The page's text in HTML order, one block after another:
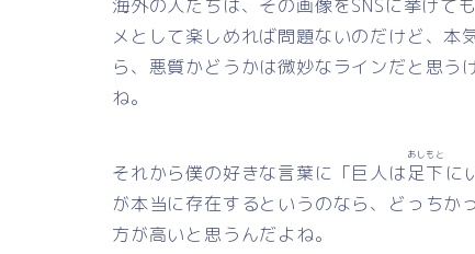
海外の人たちは、その画像をSNSに挙げて
メとして楽しめれば問題ないのだけど、
ら、悪質かどうかは微妙なラインだと思う
ね。
それから僕の好きな言葉に「巨人は足下
あしもと
に
が本当に存在するというのなら、どっちか
方が高いと思うんだよね。